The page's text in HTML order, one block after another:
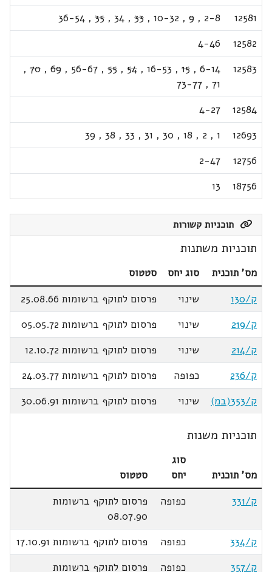
12581
2-8
,
9
,
10-32
,
33
,
34
,
35
,
36-54
12582
4-46
12583
6-14
,
15
,
16-53
,
54
,
55
,
56-67
,
69
,
70
,
71
,
73-77
12584
4-27
12693
1
,
2
,
18
,
30
,
31
,
33
,
38
,
39
12756
2-47
18756
13
תוכניות קשורות
תוכניות משתנות
מס' תוכנית סוג יחס
סטטוס
ק/130
שינוי
פרסום לתוקף ברשומות 25.08.66
ק/219
שינוי
פרסום לתוקף ברשומות 05.05.72
ק/214
שינוי
פרסום לתוקף ברשומות 12.10.72
ק/236
כפופה
פרסום לתוקף ברשומות 24.03.77
ק/353(במ)
שינוי פרסום לתוקף ברשומות 30.06.91
תוכניות משנות
מס' תוכנית
סוג
יחס
סטטוס
ק/331
כפופה
פרסום לתוקף ברשומות
08.07.90
ק/334
כפופה
פרסום לתוקף ברשומות 17.10.91
ק/357
כפופה
פרסום לתוקף ברשומות